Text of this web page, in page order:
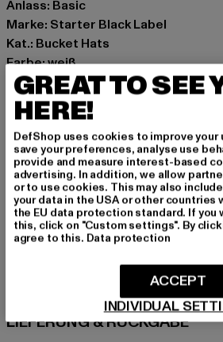
Anlass: Basic
Marke: Starter Black Label
Kat.: Bucket Hats
Farbe: weiß
Hersteller Farbe: white
Materialzusammensetzung: 100%
Art.Nr: ST255-00220
Hersteller: TB International GmbH |
Dr.-Robert-Murjahn-Straße 7 |
DE
GRÖSSE & PASSFORM
LIEFERUNG & RÜCKGABE
GREAT TO SEE
HERE!
DefShop uses cookies to improve your
save your preferences, analyse use
provide and measure interest-based
advertising. In addition, we allow
or to use cookies. This may also
your data in the USA or other countries
the EU data protection standard. If you
this, click on "Custom settings". By
agree to this. Data protection
INDIVIDUAL
ACCEPT